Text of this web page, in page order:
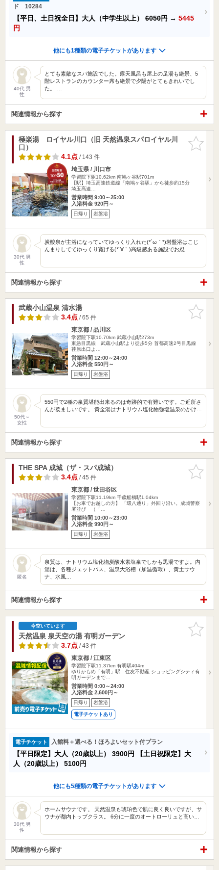
ド 10284
【平日、土日祝全日】大人（中学生以上） 6050円 → 5445
円
他にも1種類の電子チケットがあります
40代 男
性
とても素敵なスパ施設でした。露天風呂も屋上の足湯も絶景、5
階レストランのカウンター席も絶景で夕陽がとてもきれいでし
た。 …
関連情報から探す
お気に入
りに追加
極楽湯 ロイヤル川口（旧 天然温泉スパロイヤル川
口）
4.1点/ 143 件
埼玉県 / 川口市
学習院下駅10.62km 南鳩ヶ谷駅701m
【駅】埼玉高速鉄道線「南鳩ヶ谷駅」から徒歩約15分
埼玉高速…
営業時間 9:00～25:00
入浴料金 920円～
日帰り 岩盤浴
30代 男
性
炭酸泉が主浴になっていてゆっくり入れた(*´ω｀*)岩盤浴はこじ
んまりしててゆっくり寛げる(*´∀｀)高級感ある施設でお忍…
関連情報から探す
お気に入
りに追加
武蔵小山温泉 清水湯
3.4点/ 65 件
東京都 / 品川区
学習院下駅10.70km 武蔵小山駅273m
東急目黒線 武蔵小山駅より徒歩5分 首都高速2号目黒線
荏原出口よ…
営業時間 12:00～24:00
入浴料金 550円～
日帰り 岩盤浴
50代～
女性
550円で2種の泉質堪能出来るのは奇跡的で有難いです。ご近所さ
んが羨ましいです。 黄金湯はナトリウム塩化物強塩温泉のかけ…
関連情報から探す
お気に入
りに追加
THE SPA 成城（ザ・スパ成城）
3.4点/ 45 件
東京都 / 世田谷区
学習院下駅11.19km 千歳船橋駅1.04km
【お車でお越しの方】 「環八通り」外回り沿い。成城警察
署並び （「…
営業時間 10:00～23:00
入浴料金 990円～
日帰り 岩盤浴
匿名
泉質は、ナトリウム塩化物炭酸水素塩泉でしかも黒湯ですよ。内
湯は、各種ジェットバス、温泉大浴槽（加温循環）、黄土サウ
ナ、水風…
関連情報から探す
お気に入
りに追加
今空いています
天然温泉 泉天空の湯 有明ガーデン
3.7点/ 43 件
東京都 / 江東区
学習院下駅11.37km 有明駅404m
ゆりかもめ「有明」駅 住友不動産 ショッピングシティ有
明ガーデンまで…
営業時間 0:00～24:00
入浴料金 2,600円～
日帰り 岩盤浴
電子チケットあり
電子チケット 入館料＋選べる！ほろよいセット付プラン
【平日限定】大人（20歳以上） 3900円
【土日祝限定】大
人（20歳以上） 5100円
他にも5種類の電子チケットがあります
30代 男
性
ホームサウナです。 天然温泉も琥珀色で肌に良く良いですが、サ
ウナが都内トップクラス。 6分に一度のオートローリュと高い…
関連情報から探す